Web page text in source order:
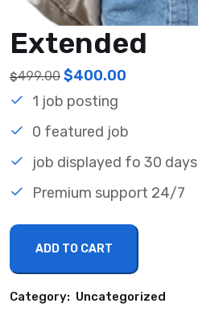
Extended
$499.00 Original
price
was:
$499.00.
$400.00
$400.00.
1 job posting
0 featured job
job displayed fo 30 days
Premium support 24/7
Extended
quantityADD TO CART
Category: Uncategorized